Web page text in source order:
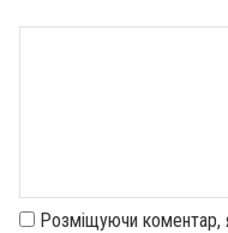
Розміщуючи коментар,